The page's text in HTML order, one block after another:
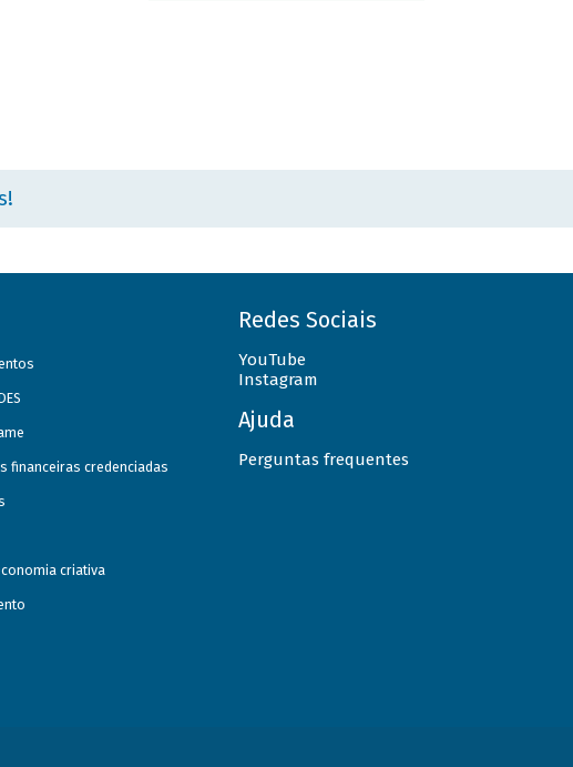
financeiras credenciadas
criativa
Redes Sociais
YouTube
Instagram
Ajuda
Perguntas frequentes